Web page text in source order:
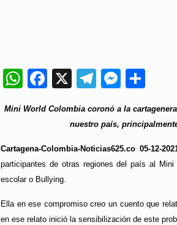
WhatsApp
Facebook
X Telegram
Mini World Colombiacoronó a la
nuestro país,
Cartagena-Colombia-Noticias625.co 05-12-
participantes de otras regiones del país al
escolar o Bullying.
Ella en ese compromiso creo un cuento que
en ese relato inició la sensibilización de este